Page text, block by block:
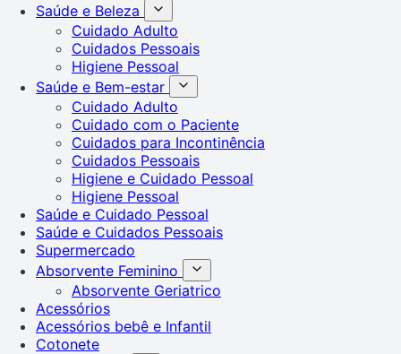
Saúde e Beleza
Cuidado Adulto
Cuidados Pessoais
Higiene Pessoal
Saúde e Bem-estar
Cuidado Adulto
Cuidado com o Paciente
Cuidados para Incontinência
Cuidados Pessoais
Higiene e Cuidado Pessoal
Higiene Pessoal
Saúde e Cuidado Pessoal
Saúde e Cuidados Pessoais
Supermercado
Absorvente Feminino
Absorvente Geriatrico
Acessórios
Acessórios bebê e Infantil
Cotonete